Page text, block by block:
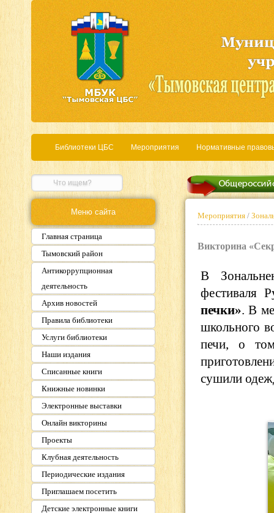
Библиотеки ЦБС Мероприятия Нормативные
Меню сайта
Главная страница
Тымовский район
Антикоррупционная
деятельность
Архив новостей
Правила библиотеки
Услуги библиотеки
Наши издания
Списанные книги
Книжные новинки
Электронные выставки
Онлайн викторины
Проекты
Клубная деятельность
Периодические издания
Приглашаем посетить
Детские электронные книги
Мероприятия /
Викторина
В
фестиваля
печки». В
школьного
печи, о
сушили